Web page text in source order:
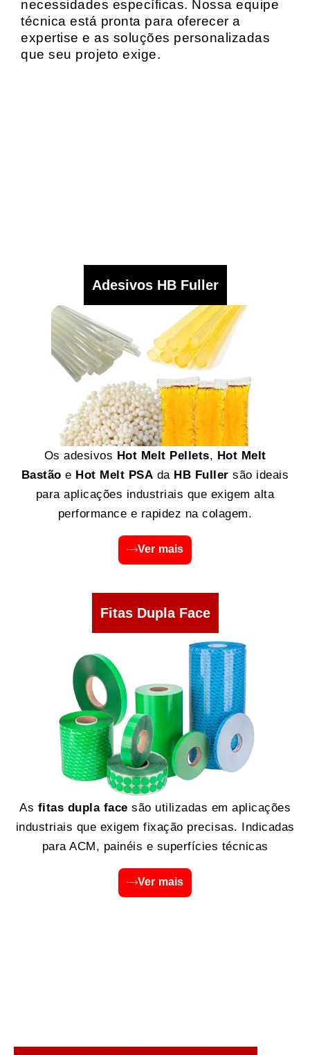
necessidades específicas. Nossa equipe
técnica está pronta para oferecer a
expertise e as soluções personalizadas
que seu projeto exige.
Adesivos HB Fuller
Os adesivos Hot Melt Pellets, Hot Melt
Bastão e Hot Melt PSA da HB Fuller são ideais
para aplicações industriais que exigem alta
performance e rapidez na colagem.
Ver mais
Fitas Dupla Face
As fitas dupla face são utilizadas em aplicações
industriais que exigem fixação precisas. Indicadas
para ACM, painéis e superfícies técnicas
Ver mais